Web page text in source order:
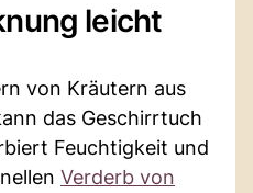
leicht
von Kräutern aus
das Geschirrtuch
Feuchtigkeit und
Verderb von